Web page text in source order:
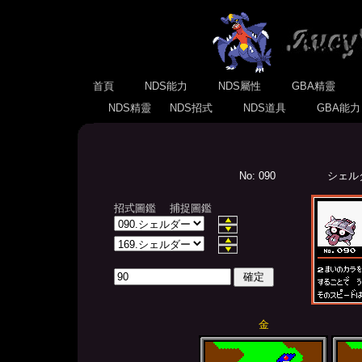
首頁 NDS能力 NDS屬性
GBA精靈
NDS精靈
NDS招式 NDS道具 GBA能
No: 090 シェル
招式圖鑑 捕捉圖鑑
金